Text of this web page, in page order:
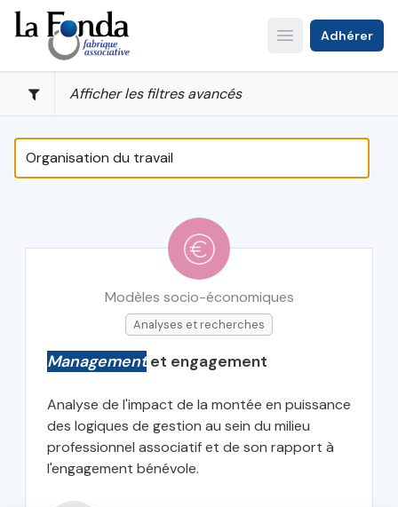
Aller
au
contenu
principal
Open main menu
Adhérer
Afficher les filtres avancés
Modèles socio-économiques
Analyses et recherches
Management et engagement
Analyse de l'impact de la montée en puissance
des logiques de gestion au sein du milieu
professionnel associatif et de son rapport à
l'engagement bénévole.